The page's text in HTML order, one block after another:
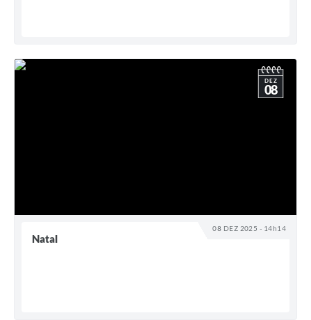
08 DEZ 2025 - 14h14
DEZ
08
Natal